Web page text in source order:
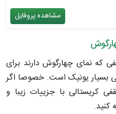
مشاهده پروفایل
که نمای چهارگوش دارند برای
بسیار یونیک است. خصوصا اگر
کریستالی با جزییات زیبا و
کنید.